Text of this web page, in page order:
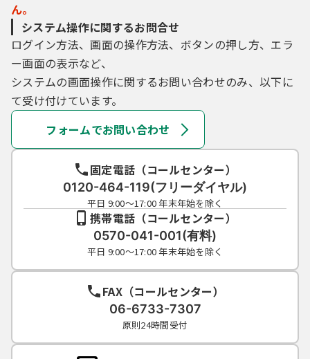
（４）利用者登録にて登録された情報は、構
成団体にて管理されます。
（５）利用者は、登録した利用者情報を使用
しなくなった場合に削除をすることができま
す。
４ 利用者ＩＤ・パスワード等の管理
利用者は、次の事項をご確認ください。
（１）利用者ＩＤ、パスワード、整理番号及
びパスワード（申請データ用）は、他者に知
られないように管理してください。
（２）他者からのパスワード等の照会には応
じないでください。
（３）安全性をより高めるため、パスワード
は、定期的に変更してください。
（４）利用者ＩＤ、パスワードは、再発行し
ません。なお、利用者ＩＤ、パスワードを紛
失し、盗難に遭い、又は不正使用されたこと
が分かったときは、速やかに問い合わせ先に
ん。
システム操作に関するお問合せ
ログイン方法、画面の操作方法、ボタンの押し方、エラ
ー画面の表示など、
システムの画面操作に関するお問い合わせのみ、以下に
て受け付けています。
フォームでお問い合わせ
固定電話（コールセンター）
0120-464-119(フリーダイヤル)
平日 9:00～17:00 年末年始を除く
携帯電話（コールセンター）
0570-041-001(有料)
平日 9:00～17:00 年末年始を除く
FAX（コールセンター）
06-6733-7307
原則24時間受付